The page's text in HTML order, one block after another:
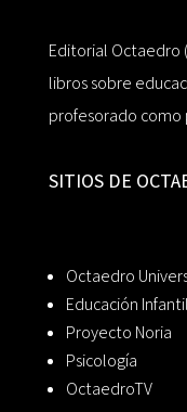
Editorial Octaedro
libros sobre
profesorado como
SITIOS DE
Octaedro
Educación Infantil
Proyecto Noria
Psicología
OctaedroTV